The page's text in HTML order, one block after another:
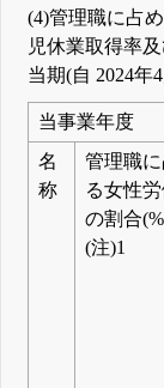
(4)管理職に占
児休業取得率
当期(自 2024年
当事業年度
名
称
管理職
る女性
の割合
(注)1